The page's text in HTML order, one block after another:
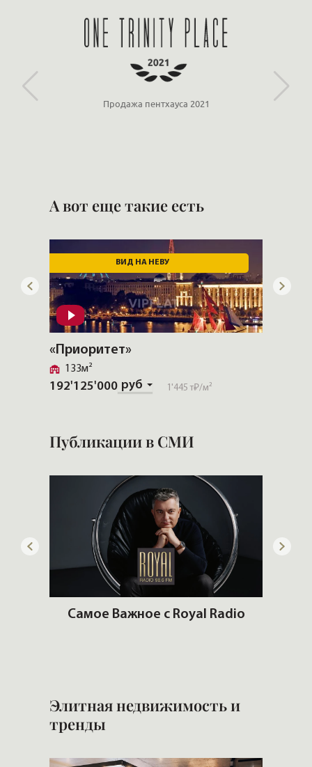
«МОНФЕРРАН»
Партнёр ООО «ЛСР»
А вот еще такие есть
СКИДКА — 10% ТОЛЬКО СЕЙЧАС
«Моисеенко 10»
59'602'257 руб 677 т₽/м²
88м²
Публикации в СМИ
Элитная недвижимость и
тренды